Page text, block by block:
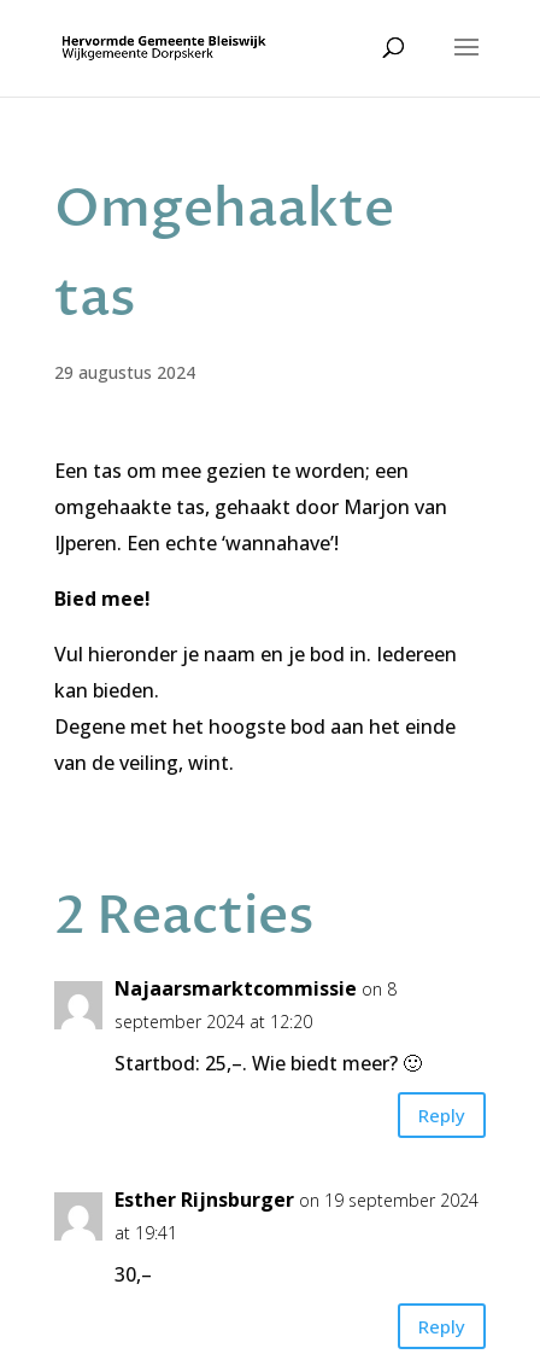
Omgehaakte
tas
29 augustus 2024
Een tas om mee gezien te worden; een
omgehaakte tas, gehaakt door Marjon van
IJperen. Een echte ‘wannahave’!
Bied mee!
Vul hieronder je naam en je bod in. Iedereen
kan bieden.
Degene met het hoogste bod aan het einde
van de veiling, wint.
2 Reacties
Najaarsmarktcommissie on 8
september 2024 at 12:20
Startbod: 25,–. Wie biedt meer? 🙂
Reply
Esther Rijnsburger on 19 september 2024
at 19:41
30,–
Reply